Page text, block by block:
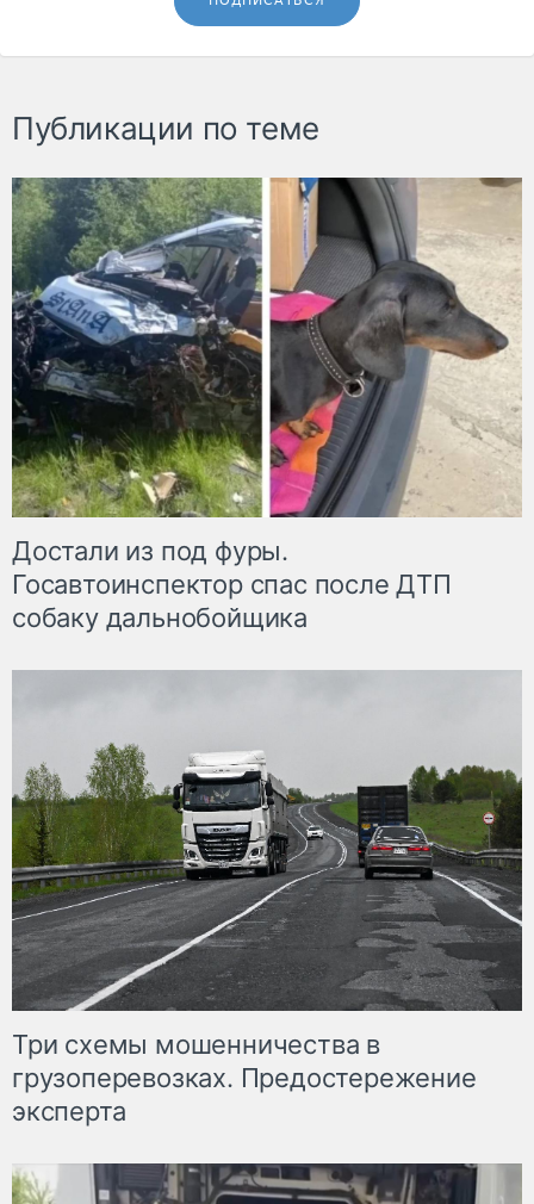
Публикации по теме
Достали из под фуры.
Госавтоинспектор спас после ДТП
собаку дальнобойщика
Три схемы мошенничества в
грузоперевозках. Предостережение
эксперта